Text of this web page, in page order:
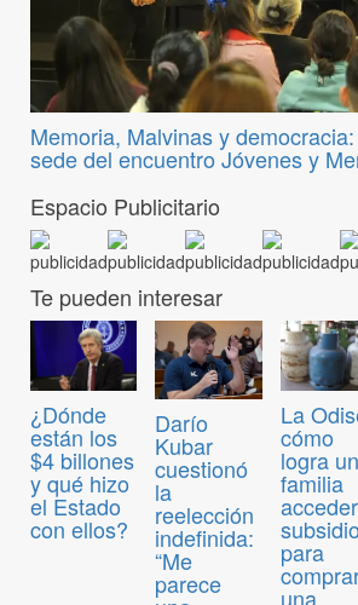
Memoria, Malvinas y
sede del encuentro Jóvenes y
Espacio Publicitario
Te pueden interesar
¿Dónde
están los
$4 billones
y qué hizo
el Estado
con ellos?
Darío
Kubar
cuestionó
la
reelección
indefinida:
“Me
parece
La
cómo
logra
familia
subsidio
para
una